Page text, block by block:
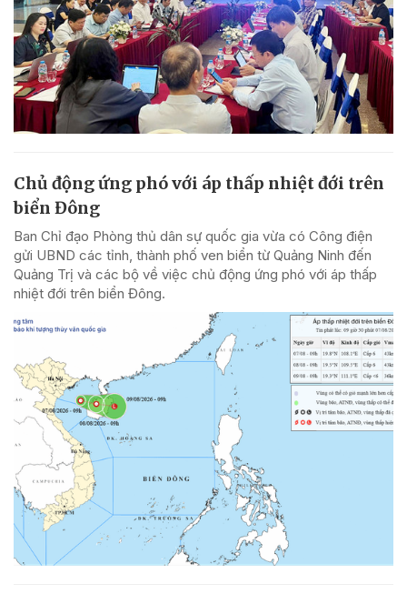
Chủ động ứng phó với áp thấp nhiệt đới trên
biển Đông
Ban Chỉ đạo Phòng thủ dân sự quốc gia vừa có Công điện
gửi UBND các tỉnh, thành phố ven biển từ Quảng Ninh đến
Quảng Trị và các bộ về việc chủ động ứng phó với áp thấp
nhiệt đới trên biển Đông.